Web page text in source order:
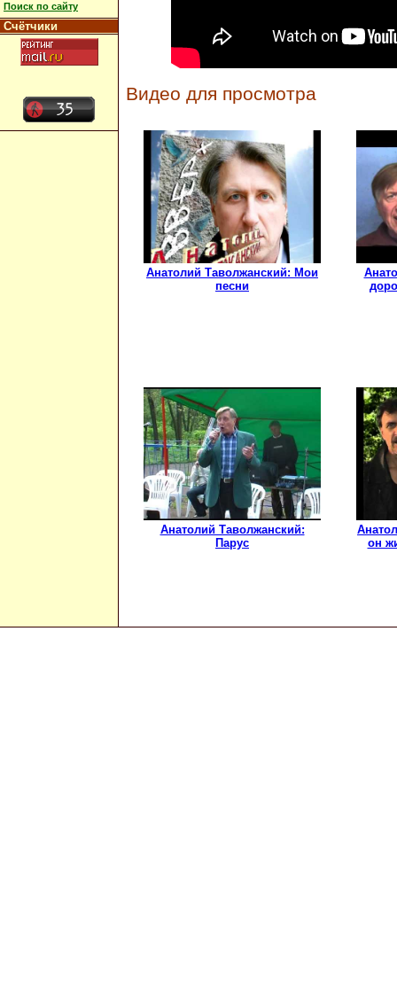
Поиск по сайту
Счётчики
Видео для просмотра
Анатолий Таволжанский: Мои
песни
Анатолий Таволжанский:
Парус
он